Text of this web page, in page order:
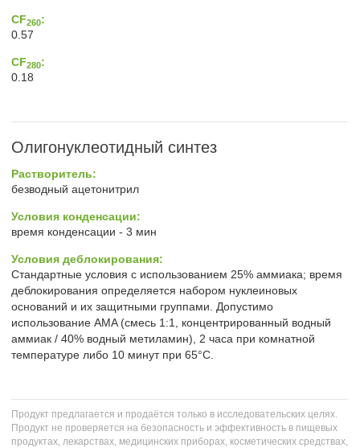
CF260:
0.57
CF280:
0.18
Олигонуклеотидный синтез
Растворитель:
безводный ацетонитрил
Условия конденсации:
время конденсации - 3 мин
Условия деблокирования:
Стандартные условия с использованием 25% аммиака; время
деблокирования определяется набором нуклеиновых
оснований и их защитными группами. Допустимо
использование AMA (смесь 1:1, концентрированный водный
аммиак / 40% водный метиламин), 2 часа при комнатной
температуре либо 10 минут при 65°С.
Продукт предлагается и продаётся только в исследовательских целях.
Продукт не проверяется на безопасность и эффективность в пищевых
продуктах, лекарствах, медицинских приборах, косметических средствах,